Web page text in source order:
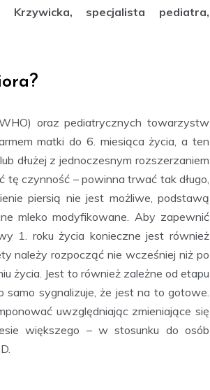
specjalista pediatra,
oraz pediatrycznych towarzystw
matki do 6. miesiąca życia, a ten
dłużej z jednoczesnym rozszerzaniem
tę czynność – powinna trwać tak długo,
piersią nie jest możliwe, podstawą
mleko modyfikowane. Aby zapewnić
1. roku życia konieczne jest również
należy rozpocząć nie wcześniej niż po
życia. Jest to również zależne od etapu
samo sygnalizuje, że jest na to gotowe.
uwzględniając zmieniające się
większego – w stosunku do osób